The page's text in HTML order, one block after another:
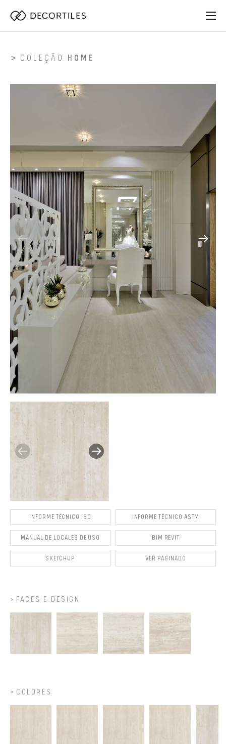
COLEÇÃO HOME
INFORME TÉCNICO ISO INFORME TÉCNICO ASTM
MANUAL DE LOCALES DE USO BIM REVIT
SKETCHUP VER PAGINADO
FACES E DESIGN
COLORES